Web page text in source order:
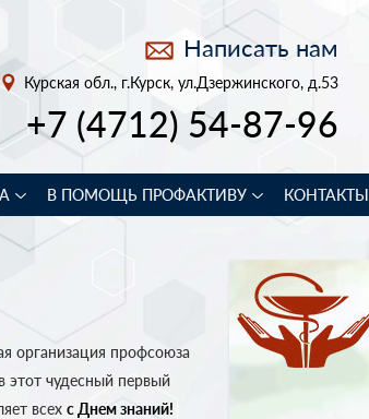
Написать нам
Курская обл., г.Курск, ул.Дзержинского, д.53
+7 (4712) 54-87-96
В ПОМОЩЬ ПРОФАКТИВУ КОНТАКТЫ
организация профсоюза
этот чудесный первый
всех с Днем знаний!